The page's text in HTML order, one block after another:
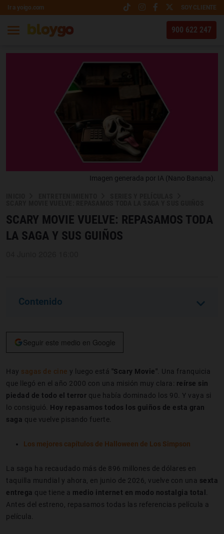
Ir a yoigo.com SOY CLIENTE
900 622 247
SCARY MOVIE VUELVE: REPASAMOS TODA
LA SAGA Y SUS GUIÑOS
Imagen generada por IA (Nano Banana).
Contenido
Seguir este medio en Google
Hay sagas de cine y luego está "Scary Movie" . Una franquicia
que llegó en el año 2000 con una misión muy clara: reírse sin
piedad de todo el terror que había dominado los 90. Y vaya si
lo consiguió. Hoy repasamos todos los guiños de esta gran
saga que vuelve pisando fuerte.
Los mejores capítulos de Halloween de Los Simpson
La saga ha recaudado más de 896 millones de dólares en
taquilla mundial y ahora, en junio de 2026, vuelve con una sexta
entrega que tiene a medio internet en modo nostalgia total
Antes del estreno, repasamos todas las referencias película a
película.